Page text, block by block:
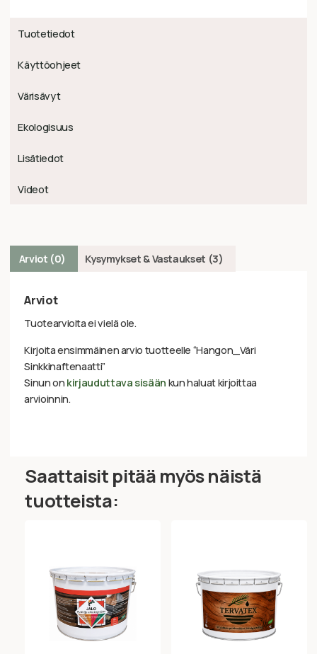
Tuotetiedot
Käyttöohjeet
Värisävyt
Ekologisuus
Lisätiedot
Videot
Arviot (0) Kysymykset & Vastaukset (3)
Arviot
Tuotearvioita ei vielä ole.
Kirjoita ensimmäinen arvio tuotteelle “Hangon_Väri
Sinkkinaftenaatti”
Sinun on kirjauduttava sisään kun haluat kirjoittaa
arvioinnin.
Saattaisit pitää myös näistä
tuotteista: